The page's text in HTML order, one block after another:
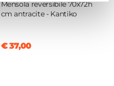
Mensola reversibile 70x72h
cm antracite - Kantiko
€ 37,00